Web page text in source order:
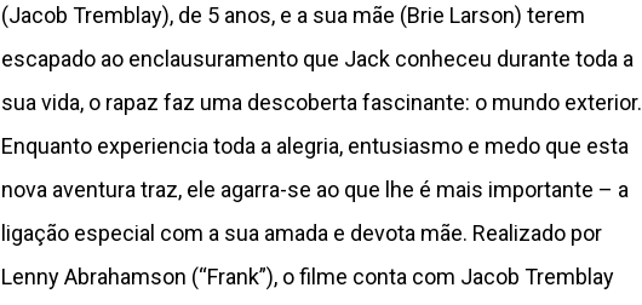
(Jacob Tremblay), de 5 anos, e a sua mãe (Brie Larson) terem
escapado ao enclausuramento que Jack conheceu durante toda a
sua vida, o rapaz faz uma descoberta fascinante: o mundo exterior.
Enquanto experiencia toda a alegria, entusiasmo e medo que esta
nova aventura traz, ele agarra-se ao que lhe é mais importante – a
ligação especial com a sua amada e devota mãe. Realizado por
Lenny Abrahamson (“Frank”), o filme conta com Jacob Tremblay